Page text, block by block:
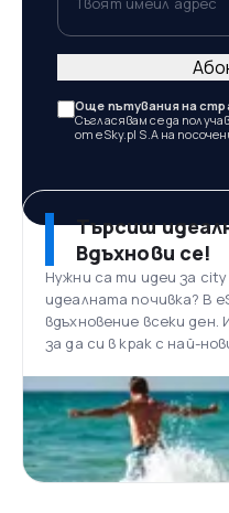
Още пътувания на
Съгласявам се да
от eSky.pl S.A на
Търсиш
Вдъхнови се!
Нужни са ти идеи за
идеалната почивка? В
вдъхновение всеки
за да си в крак с най-